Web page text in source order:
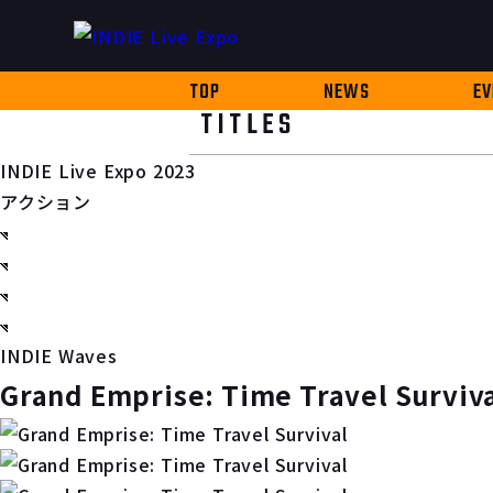
TOP NEWS
TITLES
INDIE Live Expo 2023
アクション
INDIE Waves
Grand Emprise: Time Travel